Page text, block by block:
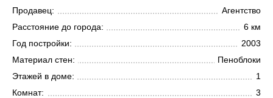
Продавец:
Агентство
Расстояние до города:
6 км
Год постройки:
2003
Материал стен:
Пеноблоки
Этажей в доме:
1
Комнат:
3